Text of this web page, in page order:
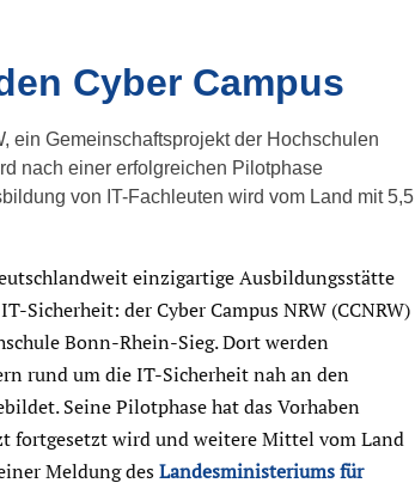
Cyber Campus
ein Gemeinschaftsprojekt der Hochschulen
nach einer erfolgreichen Pilotphase
von IT-Fachleuten wird vom Land mit 5,5
einzigartige Ausbildungsstätte
Sicherheit: der Cyber Campus NRW (CCNRW)
Bonn-Rhein-Sieg. Dort werden
rund um die IT-Sicherheit nah an den
Seine Pilotphase hat das Vorhaben
fortgesetzt wird und weitere Mittel vom Land
Meldung desLandesministeriums für